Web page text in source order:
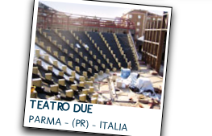
TEATRO DUE
PARMA - (PR) - ITALIA